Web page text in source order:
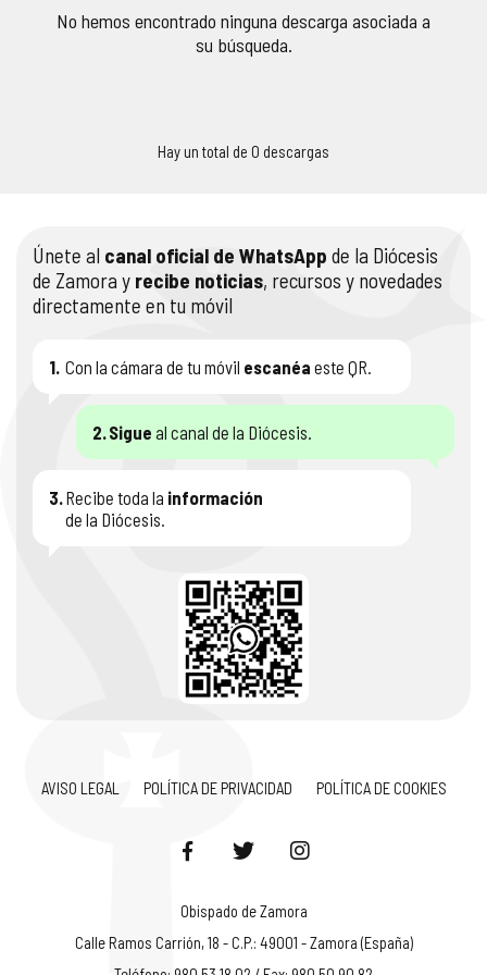
No hemos encontrado ninguna descarga asociada a
su búsqueda.
Hay un total de 0 descargas
Únete al canal oficial de WhatsApp de la Diócesis
de Zamora y recibe noticias, recursos y novedades
directamente en tu móvil
1. Con la cámara de tu móvil escanéa este QR.
2.Sigue al canal de la Diócesis.
3.Recibe toda la información
de la Diócesis.
AVISO LEGAL POLÍTICA DE PRIVACIDAD POLÍTICA DE COOKIES
Obispado de Zamora
Calle Ramos Carrión, 18 - C.P.: 49001 - Zamora (España)
PORTAL DE TRANSPARENCIA
PREGUNTAS FRECUENTES
APOSTOLADO SEGLAR